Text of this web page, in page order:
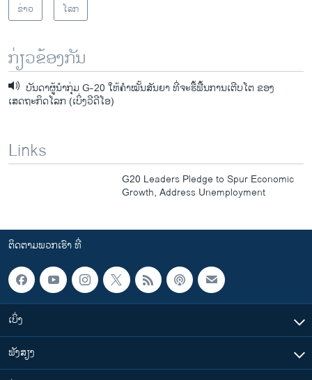
ຂ່າວ
ໂລກ
ກ່ຽວຂ້ອງກັນ
ບັນດາຜູ້ນໍາກຸ່ມ G-20 ໃຫ້ຄໍາໝັ້ນສັນຍາ ທີ່ຈະຮື້ຟື້ນການເຕີບໂຕ ຂອງ
ເສດຖະກິດໂລກ (ເບິ່ງວີດີໂອ)
Links
G20 Leaders Pledge to Spur Economic
Growth, Address Unemployment
ຕິດຕາມພວກເຮົາ ທີ່
ເບິ່ງ
ຟັງສຽງ